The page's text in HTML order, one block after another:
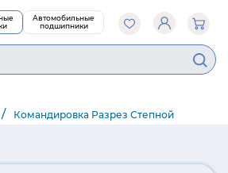
Автомобильные
подшипники
Командировка Разрез Степной